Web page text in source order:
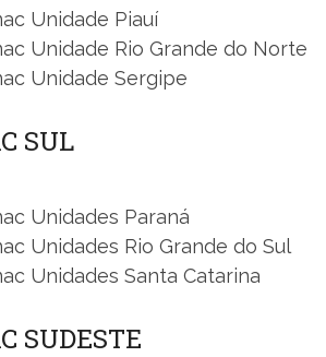
Unidade Piauí
Unidade Rio Grande do Norte
Unidade Sergipe
SUL
Unidades Paraná
Unidades Rio Grande do Sul
Unidades Santa Catarina
SUDESTE